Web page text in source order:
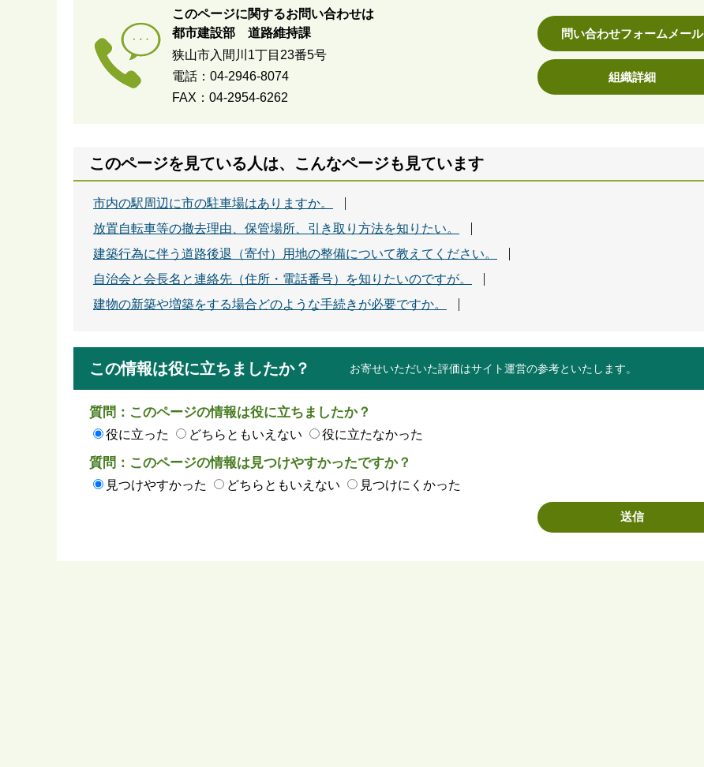
このページに関するお問い合わせは
都市建設部 道路維持課
狭山市入間川1丁目23番5号
電話：04-2946-8074
FAX：04-2954-6262
問い合わせフォームメール
組織詳細
このページを見ている人は、こんなページも見ています
市内の駅周辺に市の駐車場はありますか。
放置自転車等の撤去理由、保管場所、引き取り方法を知りたい。
建築行為に伴う道路後退（寄付）用地の整備について教えてください。
自治会と会長名と連絡先（住所・電話番号）を知りたいのですが。
建物の新築や増築をする場合どのような手続きが必要ですか。
この情報は役に立ちましたか？ お寄せいただいた評価はサイト運営の参考といたします。
質問：このページの情報は役に立ちましたか？
役に立った どちらともいえない 役に立たなかった
質問：このページの情報は見つけやすかったですか？
見つけやすかった どちらともいえない 見つけにくかった